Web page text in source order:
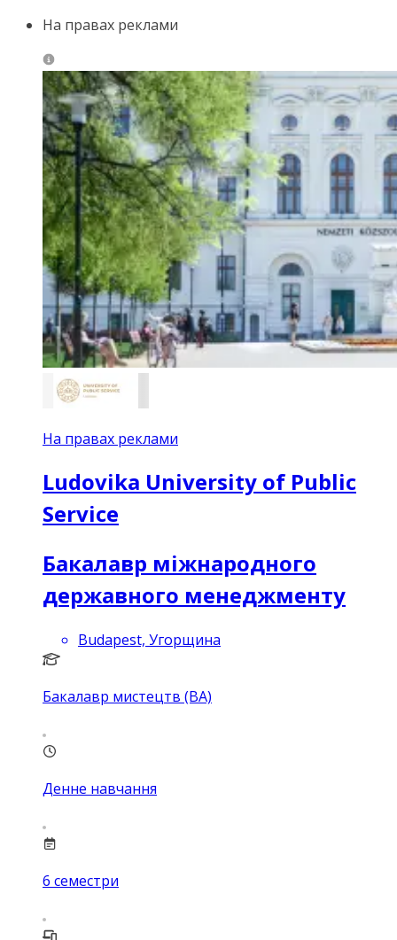
На правах реклами
На правах реклами
Ludovika University of Public
Service
Бакалавр міжнародного
державного менеджменту
Budapest, Угорщина
Бакалавр мистецтв (BA)
Денне навчання
6 семестри